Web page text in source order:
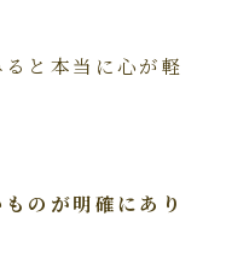
と本当に心が軽
のが明確にあり